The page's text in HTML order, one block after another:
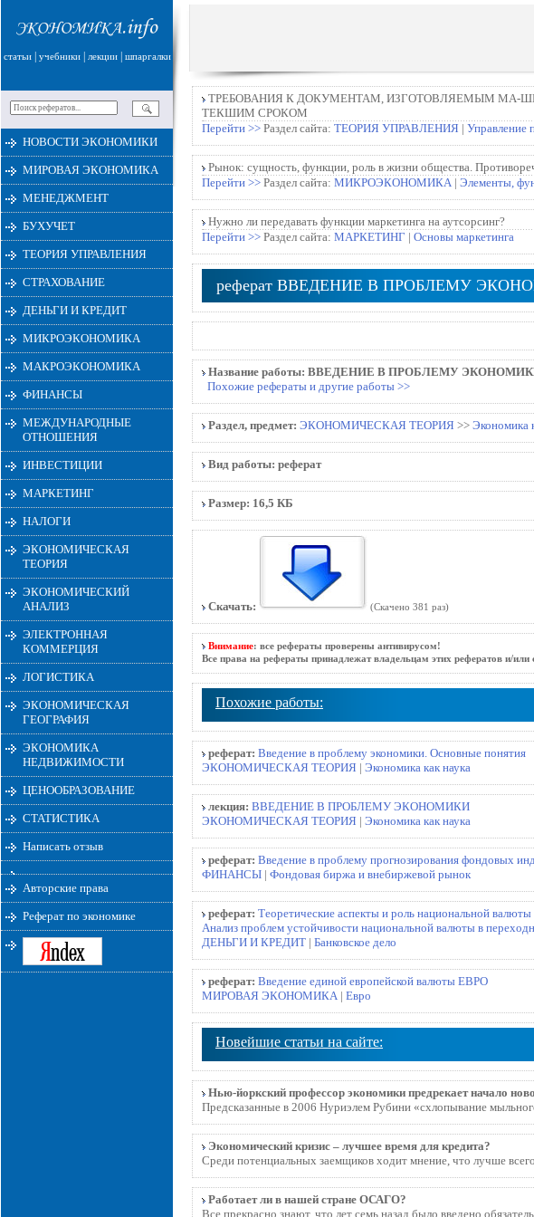
статьи| учебники| лекции| шпаргалки
НОВОСТИ ЭКОНОМИКИ
МИРОВАЯ ЭКОНОМИКА
МЕНЕДЖМЕНТ
БУХУЧЕТ
ТЕОРИЯ УПРАВЛЕНИЯ
СТРАХОВАНИЕ
ДЕНЬГИ И КРЕДИТ
МИКРОЭКОНОМИКА
МАКРОЭКОНОМИКА
ФИНАНСЫ
МЕЖДУНАРОДНЫЕ
ОТНОШЕНИЯ
ИНВЕСТИЦИИ
МАРКЕТИНГ
НАЛОГИ
ЭКОНОМИЧЕСКАЯ
ТЕОРИЯ
ЭКОНОМИЧЕСКИЙ
АНАЛИЗ
ЭЛЕКТРОННАЯ
КОММЕРЦИЯ
ЛОГИСТИКА
ЭКОНОМИЧЕСКАЯ
ГЕОГРАФИЯ
ЭКОНОМИКА
НЕДВИЖИМОСТИ
ЦЕНООБРАЗОВАНИЕ
СТАТИСТИКА
Написать отзыв
Авторские права
Реферат по экономике
ТРЕБОВАНИЯ К ДОКУМЕНТАМ, ИЗГОТОВЛЯЕМЫМ МА-
ТЕКШИМ СРОКОМ
Перейти >> Раздел сайта: ТЕОРИЯ УПРАВЛЕНИЯ | Управление
Рынок: сущность, функции, роль в жизни общества.
Перейти >> Раздел сайта: МИКРОЭКОНОМИКА | Элементы,
Нужно ли передавать функции маркетинга на аутсорсинг?
Перейти >> Раздел сайта: МАРКЕТИНГ | Основы маркетинга
реферат ВВЕДЕНИЕ В ПРОБЛЕМУ
Название работы: ВВЕДЕНИЕ В ПРОБЛЕМУ
Похожие рефераты и другие работы >>
Раздел, предмет: ЭКОНОМИЧЕСКАЯ ТЕОРИЯ >> Экономика
Вид работы: реферат
Размер: 16,5 КБ
Скачать: (Скачено 381 раз)
Внимание: все рефераты проверены антивирусом!
Все права на рефераты принадлежат владельцам этих рефератов и/или
Похожие работы:
реферат: Введение в проблему экономики. Основные понятия
ЭКОНОМИЧЕСКАЯ ТЕОРИЯ | Экономика как наука
лекция: ВВЕДЕНИЕ В ПРОБЛЕМУ ЭКОНОМИКИ
ЭКОНОМИЧЕСКАЯ ТЕОРИЯ | Экономика как наука
реферат: Введение в проблему прогнозирования фондовых
ФИНАНСЫ | Фондовая биржа и внебиржевой рынок
реферат: Теоретические аспекты и роль национальной
Анализ проблем устойчивости национальной валюты в
ДЕНЬГИ И КРЕДИТ | Банковское дело
реферат: Введение единой европейской валюты ЕВРО
МИРОВАЯ ЭКОНОМИКА | Евро
Новейшие статьи на сайте:
Нью-йоркский профессор экономики предрекает начало
Предсказанные в 2006 Нуриэлем Рубини «схлопывание
Экономический кризис – лучшее время для кредита?
Среди потенциальных заемщиков ходит мнение, что лучше
Работает ли в нашей стране ОСАГО?
Все прекрасно знают, что лет семь назад было введено